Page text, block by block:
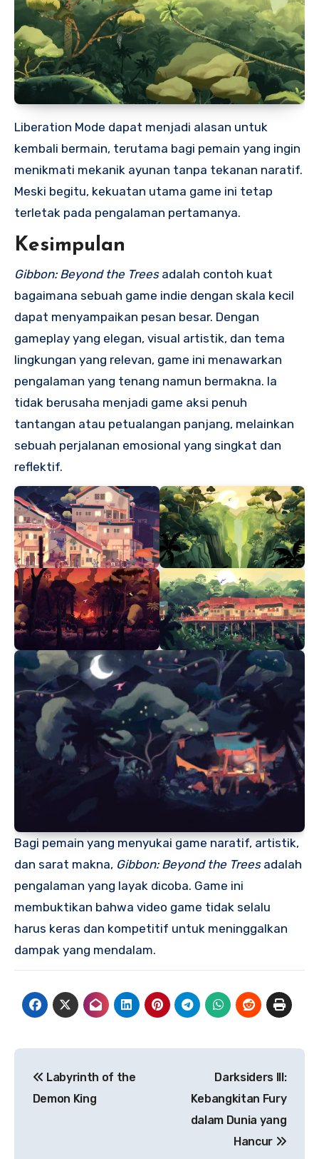
Liberation Mode dapat menjadi alasan untuk
kembali bermain, terutama bagi pemain yang ingin
menikmati mekanik ayunan tanpa tekanan naratif.
Meski begitu, kekuatan utama game ini tetap
terletak pada pengalaman pertamanya.
Kesimpulan
Gibbon: Beyond the Treesadalah contoh kuat
bagaimana sebuah game indie dengan skala kecil
dapat menyampaikan pesan besar. Dengan
gameplay yang elegan, visual artistik, dan tema
lingkungan yang relevan, game ini menawarkan
pengalaman yang tenang namun bermakna. Ia
tidak berusaha menjadi game aksi penuh
tantangan atau petualangan panjang, melainkan
sebuah perjalanan emosional yang singkat dan
reflektif.
Bagi pemain yang menyukai game naratif, artistik,
dan sarat makna, Gibbon: Beyond the Treesadalah
pengalaman yang layak dicoba. Game ini
membuktikan bahwa video game tidak selalu
harus keras dan kompetitif untuk meninggalkan
dampak yang mendalam.
pos
Labyrinth of the
Demon King
Darksiders III:
Kebangkitan Fury
dalam Dunia yang
Hancur